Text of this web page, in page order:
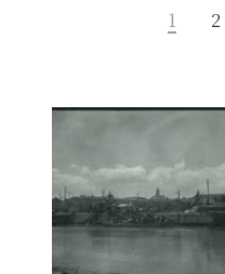
1 2